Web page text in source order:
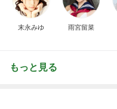
末永みゆ 雨宮留菜
もっと見る